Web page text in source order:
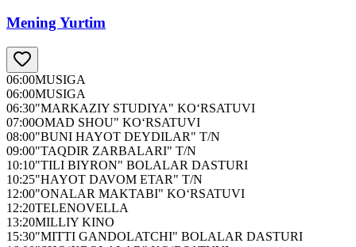
Mening Yurtim
06:00MUSIGA
06:00MUSIGA
06:30"MARKAZIY STUDIYA" KO‘RSATUVI
07:00OMAD SHOU" KO‘RSATUVI
08:00"BUNI HAYOT DEYDILAR" T/N
09:00"TAQDIR ZARBALARI" T/N
10:10"TILI BIYRON" BOLALAR DASTURI
10:25"HAYOT DAVOM ETAR" T/N
12:00"ONALAR MAKTABI" KO‘RSATUVI
12:20TELENOVELLA
13:20MILLIY KINO
15:30"MITTI GANDOLATCHI" BOLALAR DASTURI